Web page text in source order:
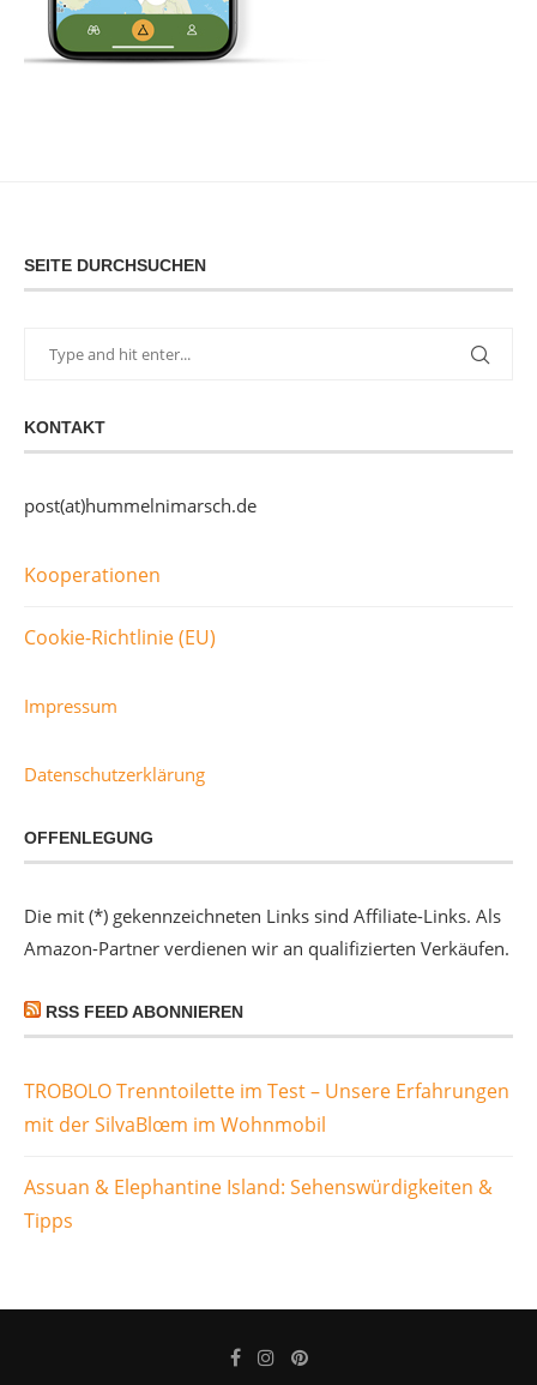
SEITE DURCHSUCHEN
KONTAKT
post(at)hummelnimarsch.de
Kooperationen
Cookie-Richtlinie (EU)
Impressum
Datenschutzerklärung
OFFENLEGUNG
Die mit (*) gekennzeichneten Links sind Affiliate-Links. Als
Amazon-Partner verdienen wir an qualifizierten Verkäufen.
RSS FEED ABONNIEREN
TROBOLO Trenntoilette im Test – Unsere Erfahrungen
mit der SilvaBlœm im Wohnmobil
Assuan & Elephantine Island: Sehenswürdigkeiten &
Tipps